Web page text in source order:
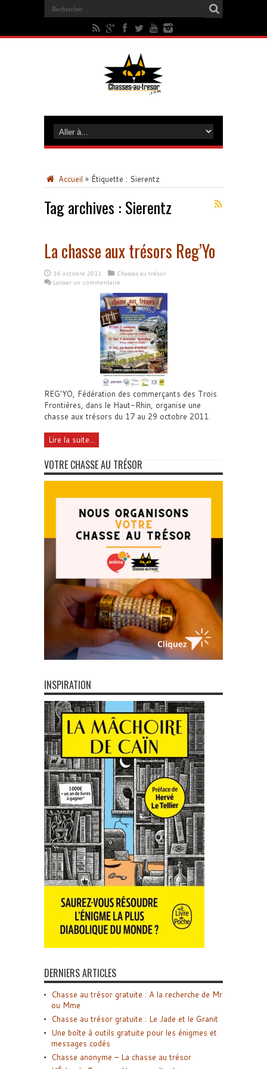
Accueil » Étiquette : Sierentz
Tag archives : Sierentz
La chasse aux trésors Reg’Yo
16 octobre 2011
Chasses au trésor
Laisser un commentaire
REG'YO, Fédération des commerçants des Trois
Frontières, dans le Haut-Rhin, organise une
chasse aux trésors du 17 au 29 octobre 2011.
Lire la suite...
VOTRE CHASSE AU TRÉSOR
INSPIRATION
DERNIERS ARTICLES
Chasse au trésor gratuite : A la recherche de Mr
ou Mme
Chasse au trésor gratuite : Le Jade et le Granit
Une boîte à outils gratuite pour les énigmes et
messages codés
Chasse anonyme – La chasse au trésor